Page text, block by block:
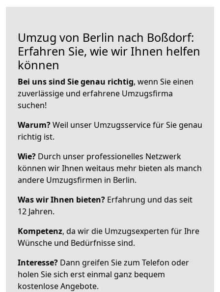
Umzug von Berlin nach Boßdorf:
Erfahren Sie, wie wir Ihnen helfen
können
Bei uns sind Sie genau richtig, wenn Sie einen
zuverlässige und erfahrene Umzugsfirma
suchen!
Warum?Weil unser Umzugsservice für Sie genau
richtig ist.
Wie? Durch unser professionelles Netzwerk
können wir Ihnen weitaus mehr bieten als manch
andere Umzugsfirmen in Berlin.
Was wir Ihnen bieten? Erfahrung und das seit
12 Jahren.
Kompetenz, da wir die Umzugsexperten für Ihre
Wünsche und Bedürfnisse sind.
Interesse? Dann greifen Sie zum Telefon oder
holen Sie sich erst einmal ganz bequem
kostenlose Angebote.